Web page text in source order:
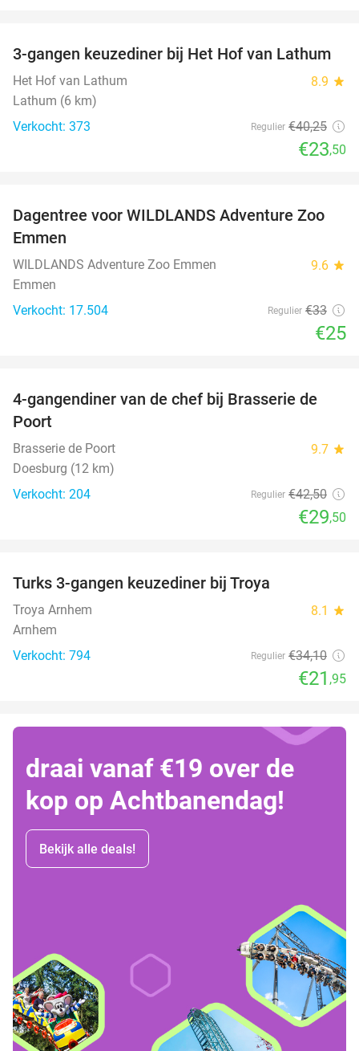
42%
3-gangen keuzediner bij Het Hof van Lathum
Het Hof van Lathum 8.9 star
Lathum (6 km)
Verkocht: 373
Regulier €40,25
€23,50
24%
Dagentree voor WILDLANDS Adventure Zoo
Emmen
WILDLANDS Adventure Zoo Emmen 9.6 star
Emmen
Verkocht: 17.504
Regulier €33
€25
31%
4-gangendiner van de chef bij Brasserie de
Poort
Brasserie de Poort 9.7 star
Doesburg (12 km)
Verkocht: 204
Regulier €42,50
€29,50
Turks 3-gangen keuzediner bij Troya
Troya Arnhem 8.1 star
Arnhem
Verkocht: 794
Regulier €34,10
€21 ,95
draai vanaf €19 over de
kop op Achtbanendag!
Bekijk alle deals!